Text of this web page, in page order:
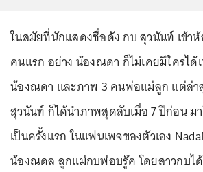
ในสมัยที่นักแสดงชื่อดัง กบ สุวนันท์ เข้า
คนแรก อย่าง น้องณดา ก็ไม่เคยมีใครได้
น้องณดา และภาพ 3 คนพ่อแม่ลูก แต่ล่า
สุวนันท์ ก็ได้นำภาพสุดลับเมื่อ 7 ปีก่อน
เป็นครั้งแรก ในแฟนเพจของตัวเอง
น้องณดล ลูกแม่กบพ่อบรู๊ค โดยสาวกบไ